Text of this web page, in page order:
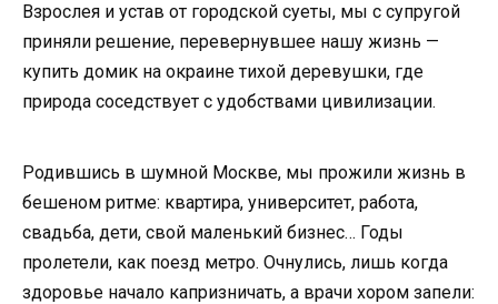
Взрослея и устав от городской суеты, мы с супругой
приняли решение, перевернувшее нашу жизнь —
купить домик на окраине тихой деревушки, где
природа соседствует с удобствами цивилизации.
Родившись в шумной Москве, мы прожили жизнь в
бешеном ритме: квартира, университет, работа,
свадьба, дети, свой маленький бизнес… Годы
пролетели, как поезд метро. Очнулись, лишь когда
здоровье начало капризничать, а врачи хором запели: